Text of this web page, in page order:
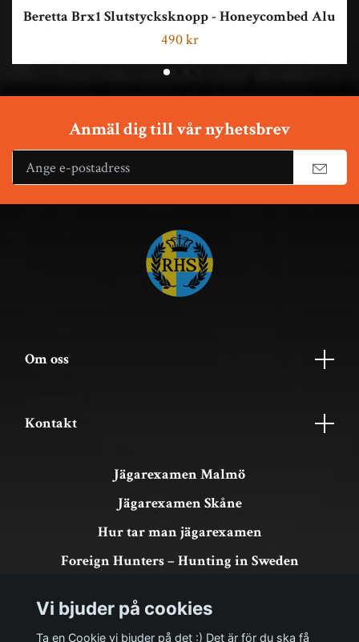
Beretta Brx1 Slutstycksknopp - Honeycombed Alu
490 kr
Anmäl dig till vår nyhetsbrev
Om oss
Kontakt
Jägarexamen Malmö
Jägarexamen Skåne
Hur tar man jägarexamen
Foreign Hunters – Hunting in Sweden
Om köp och returer
Vi bjuder på cookies
Ta en Cookie vi bjuder på det :) Det är för du ska få